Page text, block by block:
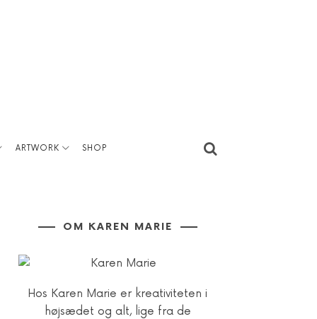
ARTWORK SHOP
OM KAREN MARIE
Hos Karen Marie er kreativiteten i
højsædet og alt, lige fra de